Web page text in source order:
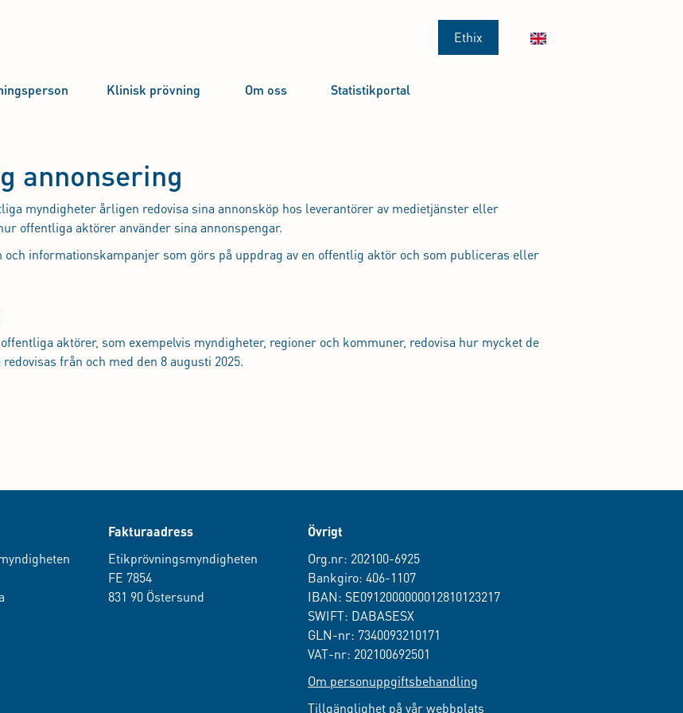
Ethix
Klinisk prövning Om oss Statistikportal
annonsering
myndigheter årligen redovisa sina annonsköp hos leverantörer av medietjänster eller
offentliga aktörer använder sina annonspengar.
informationskampanjer som görs på uppdrag av en offentlig aktör och som publiceras eller
aktörer, som exempelvis myndigheter, regioner och kommuner, redovisa hur mycket de
från och med den 8 augusti 2025.
Fakturaadress
Etikprövningsmyndigheten
FE 7854
831 90 Östersund
Övrigt
Org.nr: 202100-6925
Bankgiro: 406-1107
IBAN: SE0912000000012810123217
SWIFT: DABASESX
GLN-nr: 7340093210171
VAT-nr: 202100692501
Om personuppgiftsbehandling
Tillgänglighet på vår webbplats